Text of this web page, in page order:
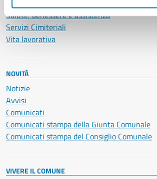
Salute, benessere e assistenza
Servizi Cimiteriali
Vita lavorativa
NOVITÀ
Notizie
Avvisi
Comunicati
Comunicati stampa della Giunta Comunale
Comunicati stampa del Consiglio Comunale
VIVERE IL COMUNE